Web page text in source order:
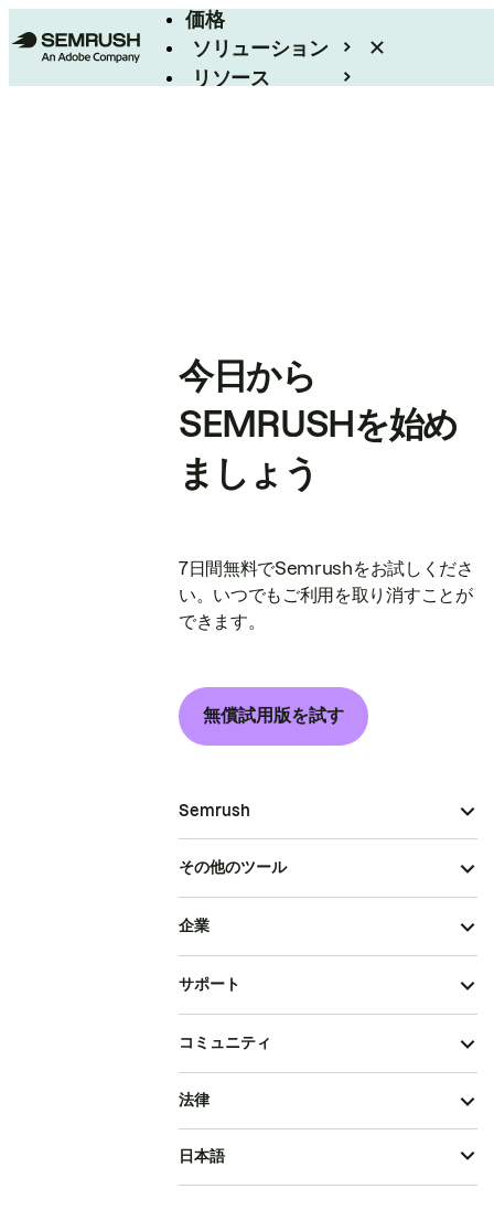
価格
ソリューション
リソース
今日から
SEMRUSHを始め
ましょう
7日間無料でSemrushをお試しくださ
い。いつでもご利用を取り消すことが
できます。
無償試用版を試す
Semrush
その他のツール
企業
サポート
コミュニティ
法律
日本語